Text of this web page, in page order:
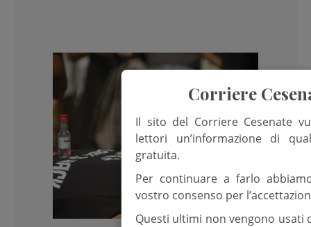
Corriere
Il sito del Corriere Cesenate
lettori un’informazione di
gratuita.
Per continuare a farlo
vostro consenso per
Questi ultimi non vengono usati